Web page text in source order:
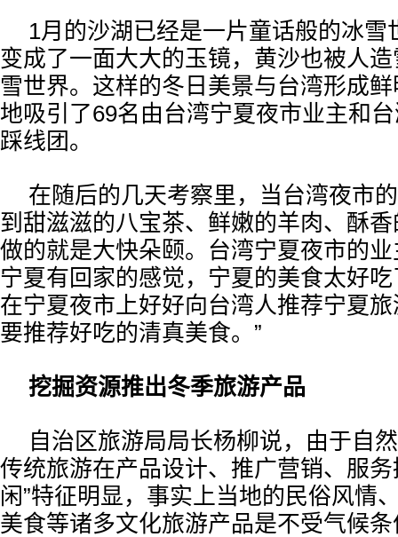
1月的沙湖已经是一片童话般的冰雪
变成了一面大大的玉镜，黄沙也被人
雪世界。这样的冬日美景与台湾形成
地吸引了69名由台湾宁夏夜市业主和
踩线团。
在随后的几天考察里，当台湾夜市
到甜滋滋的八宝茶、鲜嫩的羊肉、酥
做的就是大快朵颐。台湾宁夏夜市的业
宁夏有回家的感觉，宁夏的美食太好
在宁夏夜市上好好向台湾人推荐宁夏
要推荐好吃的清真美食。”
挖掘资源推出冬季旅游产品
自治区旅游局局长杨柳说，由于自
传统旅游在产品设计、推广营销、服务
闲”特征明显，事实上当地的民俗风情
美食等诸多文化旅游产品是不受气候